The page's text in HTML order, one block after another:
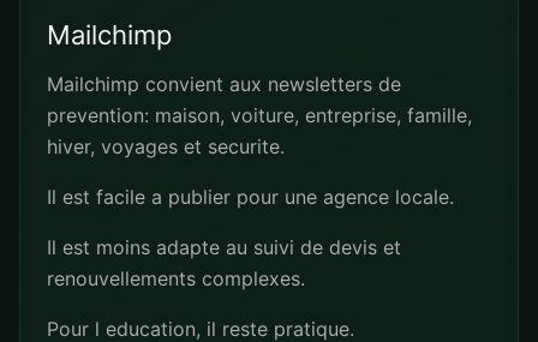
Mailchimp
Mailchimp convient aux newsletters de
prevention: maison, voiture, entreprise, famille,
hiver, voyages et securite.
Il est facile a publier pour une agence locale.
Il est moins adapte au suivi de devis et
renouvellements complexes.
Pour l education, il reste pratique.